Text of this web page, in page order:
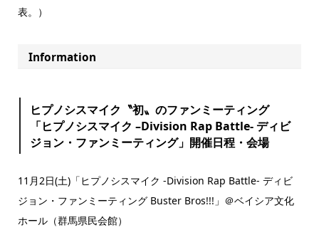
表。）
Information
ヒプノシスマイク〝初〟のファンミーティング
「ヒプノシスマイク –Division Rap Battle- ディビ
ジョン・ファンミーティング」開催日程・会場
11月2日(土)「ヒプノシスマイク -Division Rap Battle- ディビ
ジョン・ファンミーティング Buster Bros!!!」＠ベイシア文化
ホール（群馬県民会館）